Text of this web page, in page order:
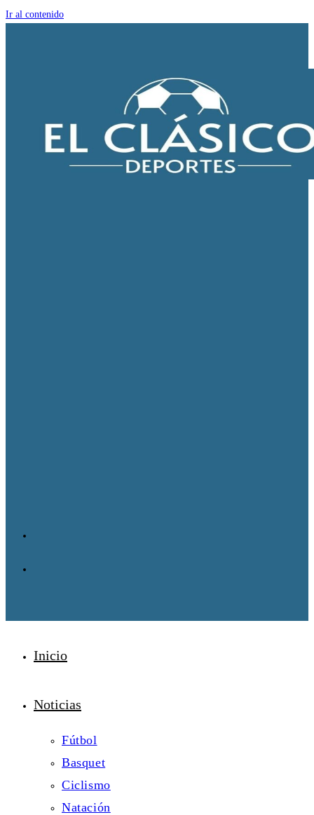
Ir al contenido
Inicio
Noticias
Fútbol
Basquet
Ciclismo
Natación